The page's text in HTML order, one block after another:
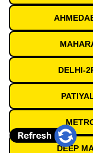
DELHI-
DEEP